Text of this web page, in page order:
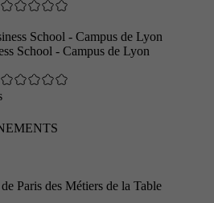
School - Campus de Lyon
Paris des Métiers de la Table